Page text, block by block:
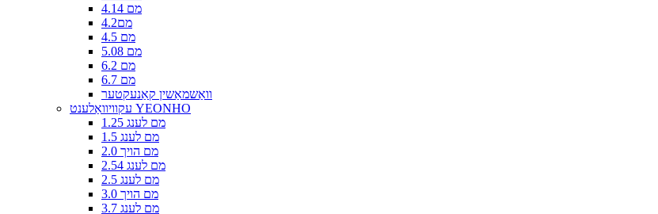
4.14 מם
4.2מם
4.5 מם
5.08 מם
6.2 מם
6.7 מם
וואַשמאַשין קאַנעקטער
עקוויוואַלענט YEONHO
1.25 מם לענג
1.5 מם לענג
2.0 מם הויך
2.54 מם לענג
2.5 מם לענג
3.0 מם הויך
3.7 מם לענג